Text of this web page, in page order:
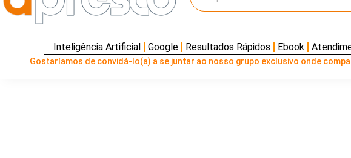
Inteligência Artificial Google Resultados Rápidos Ebook
Gostaríamos de convidá-lo(a) a se juntar ao nosso grupo exclusivo onde